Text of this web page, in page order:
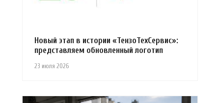
23 июля 2026
Новый этап в истории «ТензоТехСервис»:
представляем обновленный логотип